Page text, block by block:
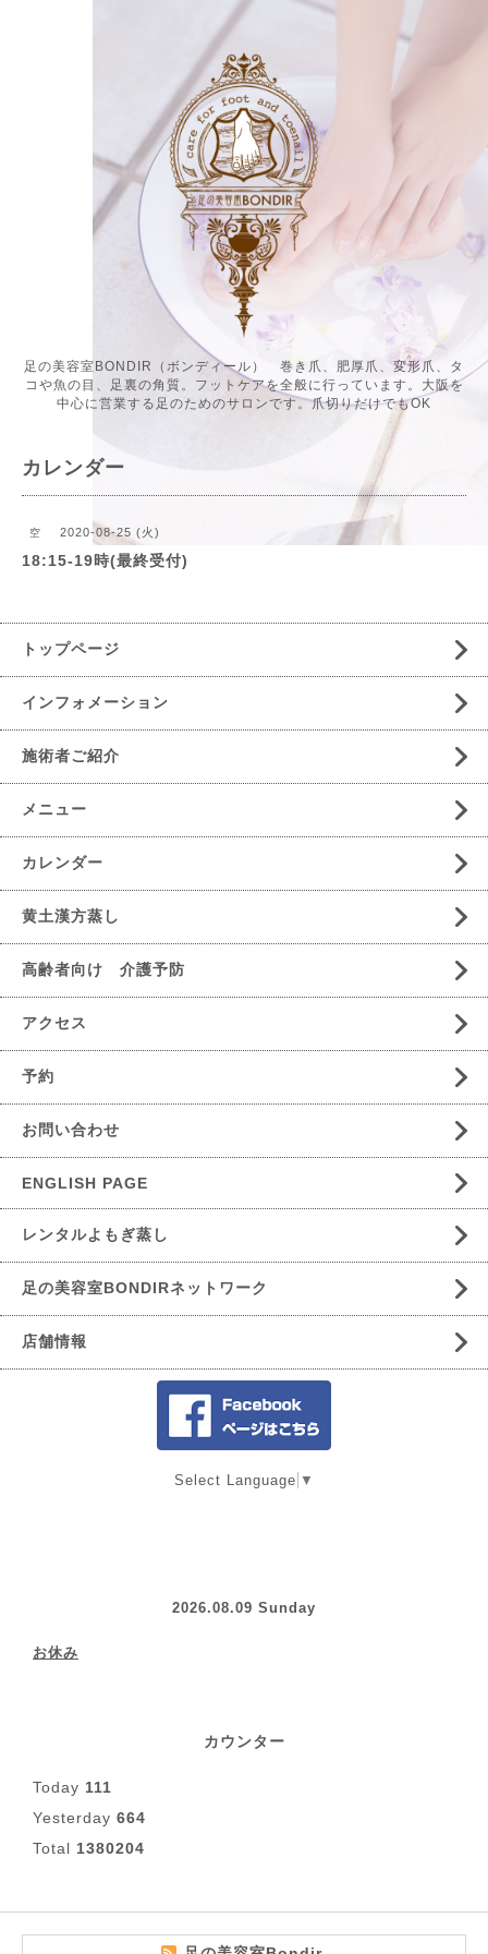
足の美容室BONDIR（ボンディール） 巻き爪、肥厚爪、変形爪、タ
コや魚の目、足裏の角質。フットケアを全般に行っています。大阪を
中心に営業する足のためのサロンです。爪切りだけでもOK
カレンダー
空 2020-08-25 (火)
18:15-19時(最終受付)
トップページ
インフォメーション
施術者ご紹介
メニュー
カレンダー
黄土漢方蒸し
高齢者向け 介護予防
アクセス
予約
お問い合わせ
ENGLISH PAGE
レンタルよもぎ蒸し
足の美容室BONDIRネットワーク
店舗情報
Select Language ▼
2026.08.09 Sunday
お休み
カウンター
Today 111
Yesterday 664
Total 1380204